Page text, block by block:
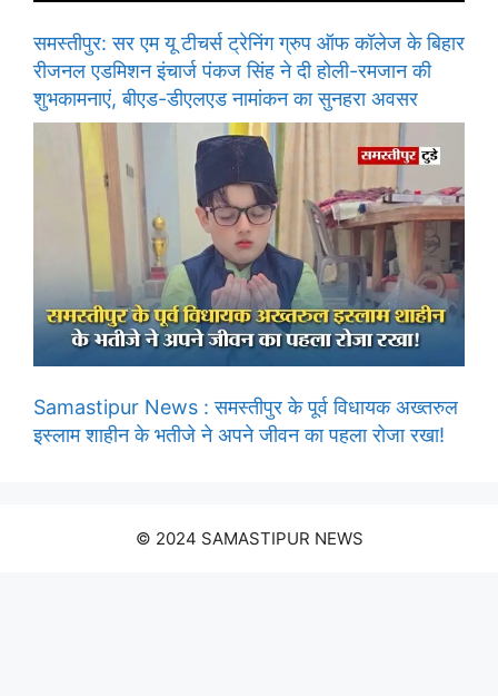
समस्तीपुर: सर एम यू टीचर्स ट्रेनिंग ग्रुप ऑफ कॉलेज के बिहार
रीजनल एडमिशन इंचार्ज पंकज सिंह ने दी होली-रमजान की
शुभकामनाएं, बीएड-डीएलएड नामांकन का सुनहरा अवसर
Samastipur News : समस्तीपुर के पूर्व विधायक अख्तरुल
इस्लाम शाहीन के भतीजे ने अपने जीवन का पहला रोजा रखा!
© 2024 SAMASTIPUR NEWS